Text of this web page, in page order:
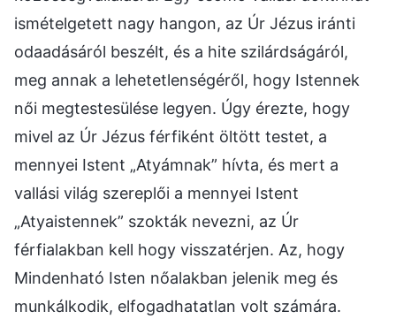
ismételgetett nagy hangon, az Úr Jézus iránti
odaadásáról beszélt, és a hite szilárdságáról,
meg annak a lehetetlenségéről, hogy Istennek
női megtestesülése legyen. Úgy érezte, hogy
mivel az Úr Jézus férfiként öltött testet, a
mennyei Istent „Atyámnak” hívta, és mert a
vallási világ szereplői a mennyei Istent
„Atyaistennek” szokták nevezni, az Úr
férfialakban kell hogy visszatérjen. Az, hogy
Mindenható Isten nőalakban jelenik meg és
munkálkodik, elfogadhatatlan volt számára.